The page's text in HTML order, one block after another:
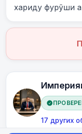
хариду фурӯши
17 других